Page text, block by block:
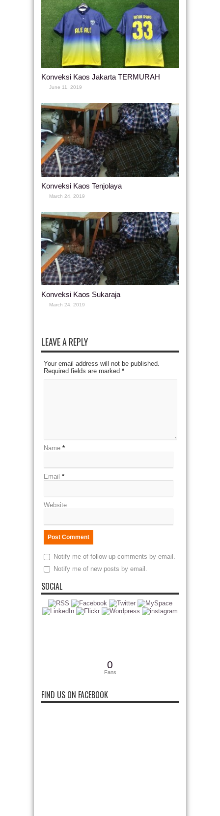
Konveksi Kaos Jakarta TERMURAH
June 11, 2019
Konveksi Kaos Tenjolaya
March 24, 2019
Konveksi Kaos Sukaraja
March 24, 2019
LEAVE A REPLY
Your email address will not be published.
Required fields are marked *
Name *
Email *
Website
Notify me of follow-up comments by email.
Notify me of new posts by email.
SOCIAL
0
Fans
FIND US ON FACEBOOK